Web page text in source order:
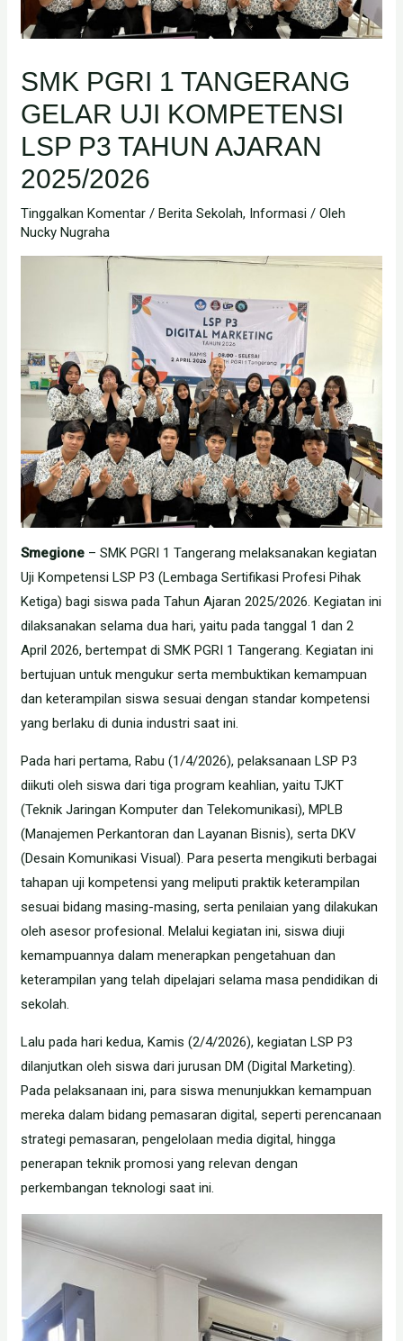
SMK PGRI 1 TANGERANG
GELAR UJI KOMPETENSI
LSP P3 TAHUN AJARAN
2025/2026
Tinggalkan Komentar /Berita Sekolah, Informasi / Oleh
Nucky Nugraha
Smegione – SMK PGRI 1 Tangerang melaksanakan kegiatan
Uji Kompetensi LSP P3 (Lembaga Sertifikasi Profesi Pihak
Ketiga) bagi siswa pada Tahun Ajaran 2025/2026. Kegiatan ini
dilaksanakan selama dua hari, yaitu pada tanggal 1 dan 2
April 2026, bertempat di SMK PGRI 1 Tangerang. Kegiatan ini
bertujuan untuk mengukur serta membuktikan kemampuan
dan keterampilan siswa sesuai dengan standar kompetensi
yang berlaku di dunia industri saat ini.
Pada hari pertama, Rabu (1/4/2026), pelaksanaan LSP P3
diikuti oleh siswa dari tiga program keahlian, yaitu TJKT
(Teknik Jaringan Komputer dan Telekomunikasi), MPLB
(Manajemen Perkantoran dan Layanan Bisnis), serta DKV
(Desain Komunikasi Visual). Para peserta mengikuti berbagai
tahapan uji kompetensi yang meliputi praktik keterampilan
sesuai bidang masing-masing, serta penilaian yang dilakukan
oleh asesor profesional. Melalui kegiatan ini, siswa diuji
kemampuannya dalam menerapkan pengetahuan dan
keterampilan yang telah dipelajari selama masa pendidikan di
sekolah.
Lalu pada hari kedua, Kamis (2/4/2026), kegiatan LSP P3
dilanjutkan oleh siswa dari jurusan DM (Digital Marketing).
Pada pelaksanaan ini, para siswa menunjukkan kemampuan
mereka dalam bidang pemasaran digital, seperti perencanaan
strategi pemasaran, pengelolaan media digital, hingga
penerapan teknik promosi yang relevan dengan
perkembangan teknologi saat ini.